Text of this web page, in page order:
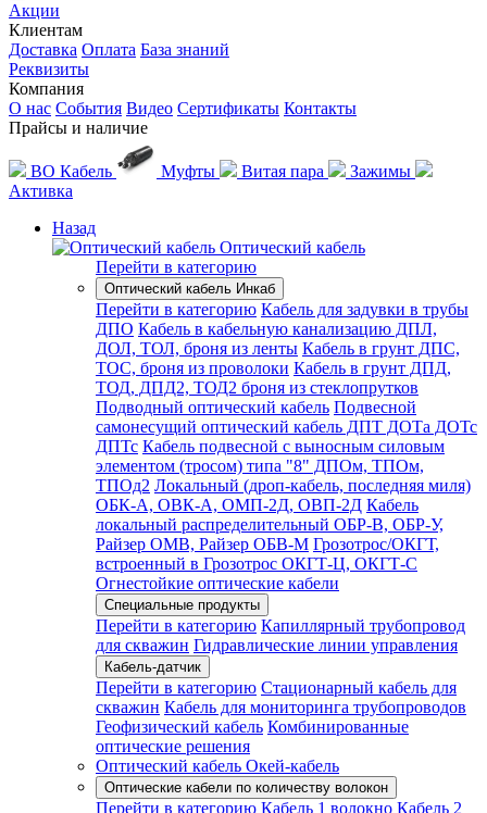
Акции
Клиентам
Доставка Оплата База знаний
Реквизиты
Компания
О нас События Видео Сертификаты Контакты
Прайсы и наличие
ВО Кабель Муфты Витая пара
Зажимы
Активка
Назад
Оптический кабель
Перейти в категорию
Оптический кабель Инкаб
Перейти в категорию Кабель для задувки в трубы
ДПО Кабель в кабельную канализацию ДПЛ,
ДОЛ, ТОЛ, броня из ленты Кабель в грунт ДПС,
ТОС, броня из проволоки Кабель в грунт ДПД,
ТОД, ДПД2, ТОД2 броня из стеклопрутков
Подводный оптический кабель Подвесной
самонесущий оптический кабель ДПТ ДОТа ДОТс
ДПТс Кабель подвесной с выносным силовым
элементом (тросом) типа "8" ДПОм, ТПОм,
ТПОд2 Локальный (дроп-кабель, последняя миля)
ОБК-А, ОВК-А, ОМП-2Д, ОВП-2Д Кабель
локальный распределительный ОБР-В, ОБР-У,
Райзер ОМВ, Райзер ОБВ-М Грозотрос/ОКГТ,
встроенный в Грозотрос ОКГТ-Ц, ОКГТ-С
Огнестойкие оптические кабели
Специальные продукты
Перейти в категорию Капиллярный трубопровод
для скважин Гидравлические линии управления
Кабель-датчик
Перейти в категорию Стационарный кабель для
скважин Кабель для мониторинга трубопроводов
Геофизический кабель Комбинированные
оптические решения
Оптический кабель Окей-кабель
Оптические кабели по количеству волокон
Перейти в категорию Кабель 1 волокно Кабель 2